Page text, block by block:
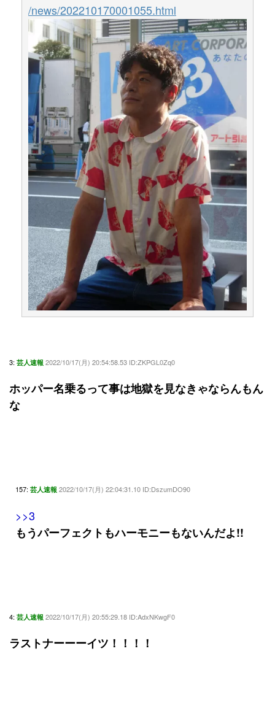
/news/202210170001055.html
3: 芸人速報 2022/10/17(月) 20:54:58.53 ID:ZKPGL0Zq0
ホッパー名乗るって事は地獄を見なきゃならんもん
な
157: 芸人速報 2022/10/17(月) 22:04:31.10 ID:DszumDO90
>>3
もうパーフェクトもハーモニーもないんだよ!!
4: 芸人速報 2022/10/17(月) 20:55:29.18 ID:AdxNKwgF0
ラストナーーーイツ！！！！